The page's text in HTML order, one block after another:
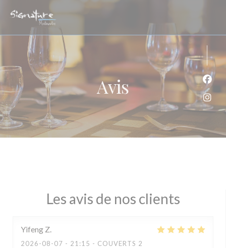
Avis
Les avis de nos clients
Yifeng Z
2026-08-07 - 21:15 - COUVERTS 2